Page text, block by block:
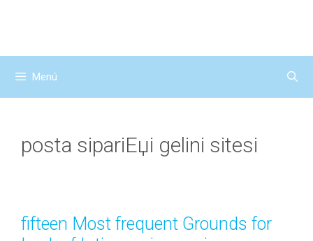
Menú
posta sipariЕџi gelini sitesi
fifteen Most frequent Grounds for